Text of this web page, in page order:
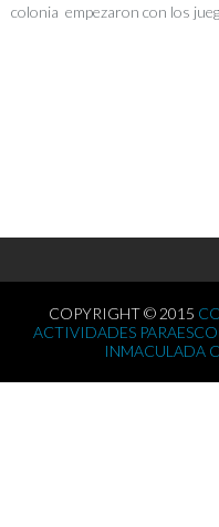
colonia empezaron con los
COPYRIGHT © 2015
ACTIVIDADES
INMACULADA